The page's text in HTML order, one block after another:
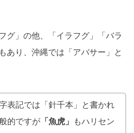
グ」の他、「イラフグ」「バラ
あり、沖縄では「アバサー」と
表記では「針千本」と書かれ
的ですが「魚虎」
もハリセン